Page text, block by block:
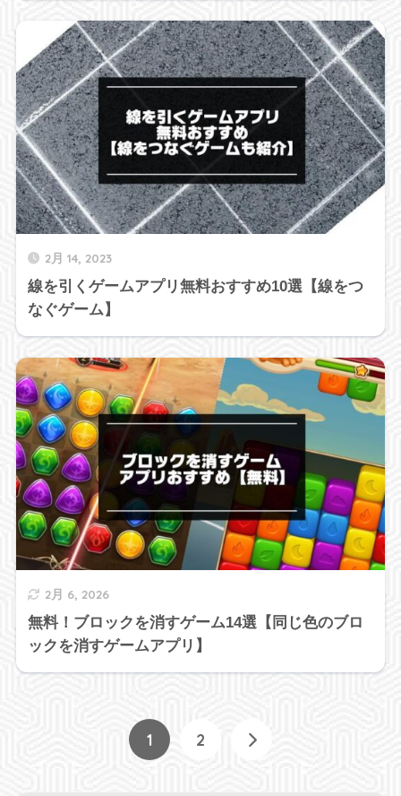
2月 14, 2023
線を引くゲームアプリ無料おすすめ10選【線をつ
なぐゲーム】
2月 6, 2026
無料！ブロックを消すゲーム14選【同じ色のブロ
ックを消すゲームアプリ】
1 2